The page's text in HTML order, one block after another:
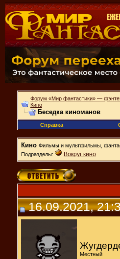
Форум «Мир фантастики» —
Кино
Беседка киноманов
Справка
Кино Фильмы и мультфильмы,
Подразделы:
Вокруг кино
16.09.2021,
Местный